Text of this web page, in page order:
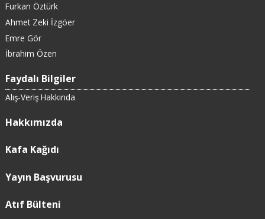
Furkan Öztürk
Ahmet Zeki İzgöer
Emre Gör
İbrahim Özen
Faydalı Bilgiler
Alış-Veriş Hakkında
Hakkımızda
Kafa Kağıdı
Yayın Başvurusu
Atıf Bülteni